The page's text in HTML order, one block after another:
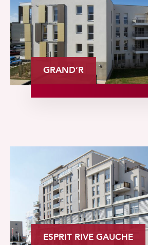
GRAND’R
ESPRIT RIVE GAUCHE